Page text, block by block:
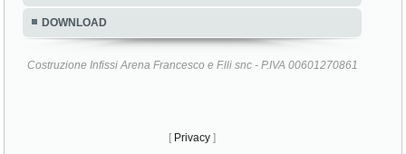
DOWNLOAD
Costruzione Infissi Arena Francesco e F.lli snc - P.IVA 00601270861
[ Privacy ]